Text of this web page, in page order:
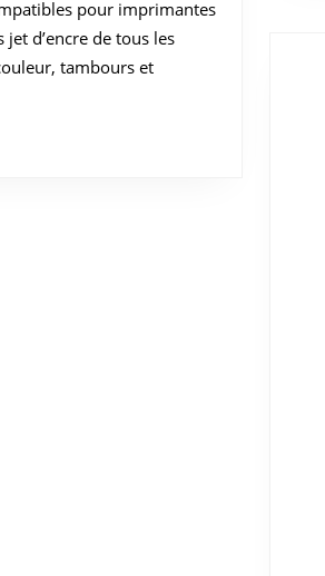
pour imprimantes
d’encre de tous les
tambours et